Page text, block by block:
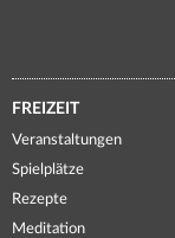
FREIZEIT
Veranstaltungen
Spielplätze
Rezepte
Meditation